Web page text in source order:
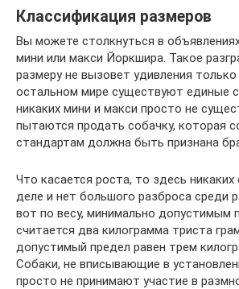
Классификация размеров
Вы можете столкнуться в
мини или макси Йоркшира. Такое
размеру не вызовет удивления
остальном мире существуют единые
никаких мини и макси просто не
пытаются продать собачку, которая
стандартам должна быть признана
Что касается роста, то здесь никаких
деле и нет большого разброса среди
вот по весу, минимально допустимым
считается два килограмма триста
допустимый предел равен трем
Собаки, не вписывающие в
просто не принимают участие в